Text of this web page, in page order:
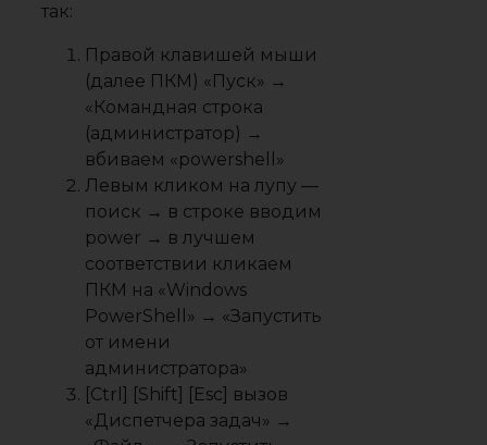
так:
Правой клавишей мыши
(далее ПКМ) «Пуск» →
«Командная строка
(администратор) →
вбиваем «powershell»
Левым кликом на лупу —
поиск → в строке вводим
power → в лучшем
соответствии кликаем
ПКМ на «Windows
PowerShell» → «Запустить
от имени
администратора»
[Ctrl] [Shift] [Esc] вызов
«Диспетчера задач» →